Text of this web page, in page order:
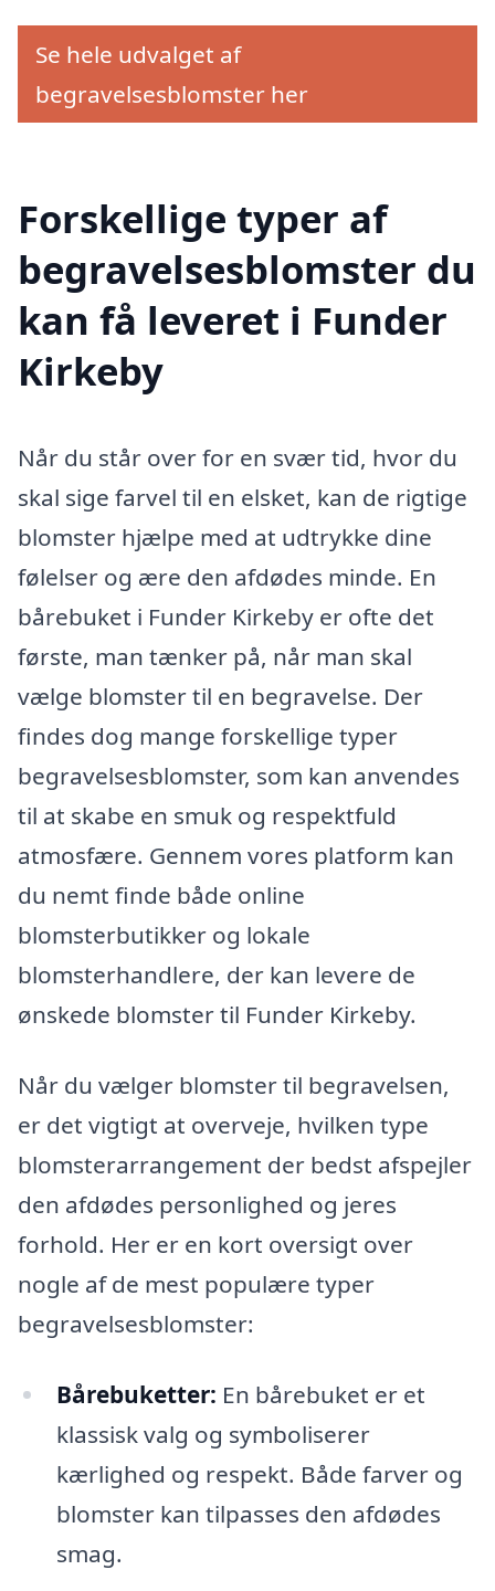
Se hele udvalget af
begravelsesblomster her
Forskellige typer af
begravelsesblomster du
kan få leveret i Funder
Kirkeby
Når du står over for en svær tid, hvor du
skal sige farvel til en elsket, kan de rigtige
blomster hjælpe med at udtrykke dine
følelser og ære den afdødes minde. En
bårebuket i Funder Kirkeby er ofte det
første, man tænker på, når man skal
vælge blomster til en begravelse. Der
findes dog mange forskellige typer
begravelsesblomster, som kan anvendes
til at skabe en smuk og respektfuld
atmosfære. Gennem vores platform kan
du nemt finde både online
blomsterbutikker og lokale
blomsterhandlere, der kan levere de
ønskede blomster til Funder Kirkeby.
Når du vælger blomster til begravelsen,
er det vigtigt at overveje, hvilken type
blomsterarrangement der bedst afspejler
den afdødes personlighed og jeres
forhold. Her er en kort oversigt over
nogle af de mest populære typer
begravelsesblomster:
Bårebuketter: En bårebuket er et
klassisk valg og symboliserer
kærlighed og respekt. Både farver og
blomster kan tilpasses den afdødes
smag.